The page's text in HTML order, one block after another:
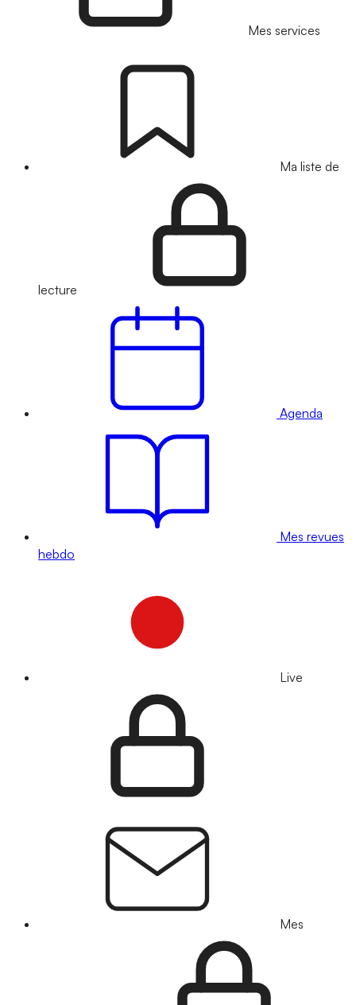
Mes services
Ma liste de
lecture
Agenda
Mes revues
hebdo
Live
Mes